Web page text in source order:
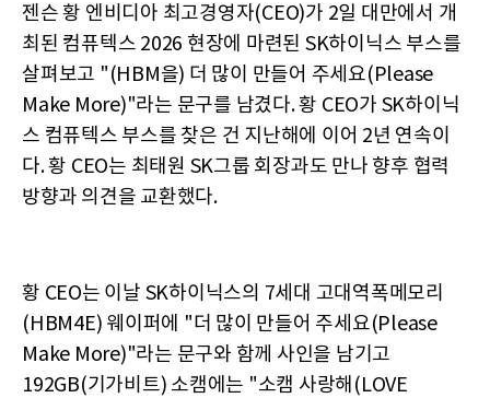
젠슨 황 엔비디아 최고경영자(CEO)가 2일 대만에서 개
최된 컴퓨텍스 2026 현장에 마련된 SK하이닉스 부스를
살펴보고 "(HBM을) 더 많이 만들어 주세요(Please
Make More)"라는 문구를 남겼다. 황 CEO가 SK하이닉
스 컴퓨텍스 부스를 찾은 건 지난해에 이어 2년 연속이
다. 황 CEO는 최태원 SK그룹 회장과도 만나 향후 협력
방향과 의견을 교환했다.
황 CEO는 이날 SK하이닉스의 7세대 고대역폭메모리
(HBM4E) 웨이퍼에 "더 많이 만들어 주세요(Please
Make More)"라는 문구와 함께 사인을 남기고
192GB(기가비트) 소캠에는 "소캠 사랑해(LOVE